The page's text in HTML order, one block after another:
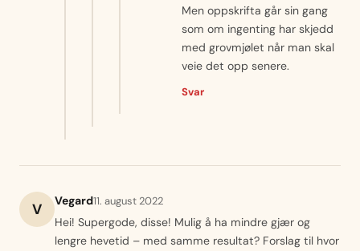
Men oppskrifta går sin gang
som om ingenting har skjedd
med grovmjølet når man skal
veie det opp senere.
Svar
V Vegard11. august 2022
Hei! Supergode, disse! Mulig å ha mindre gjær og
lengre hevetid – med samme resultat? Forslag til hvor